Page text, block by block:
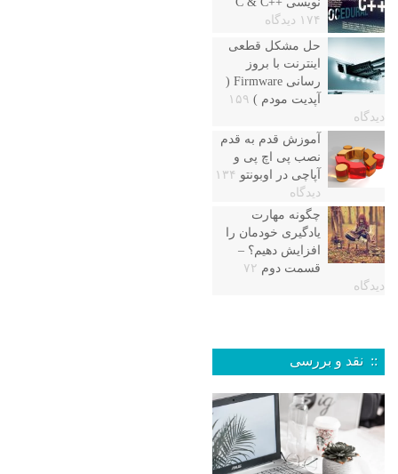
۱۷۴ دیدگاه
حل مشکل قطعی
اینترنت با بروز
رسانی Firmware (
آپدیت مودم ) ۱۵۹
دیدگاه
آموزش قدم به قدم
نصب پی اچ پی و
آپاچی در اوبونتو ۱۳۴
دیدگاه
چگونه مهارت
یادگیری خودمان را
افزایش دهیم؟ –
قسمت دوم ۷۲
دیدگاه
:: نقد و بررسی